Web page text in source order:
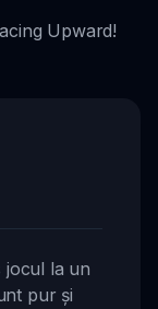
Upward!
jocul la un
pur și